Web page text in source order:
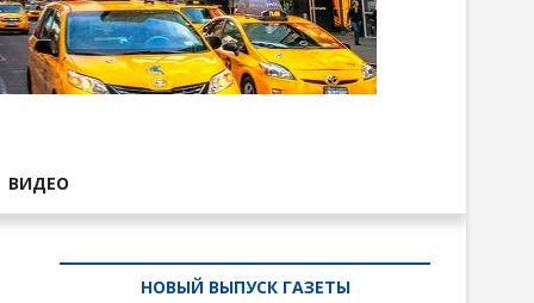
ВИДЕО
НОВЫЙ ВЫПУСК ГАЗЕТЫ